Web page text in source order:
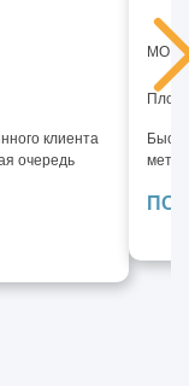
клиента
очередь
МО,